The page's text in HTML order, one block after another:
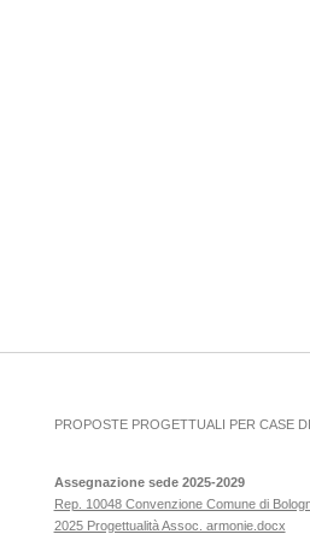
PROPOSTE PROGETTUALI PER CASE
Assegnazione sede 2025-2029
Rep. 10048 Convenzione Comune di
2025 Progettualità Assoc. armonie.docx